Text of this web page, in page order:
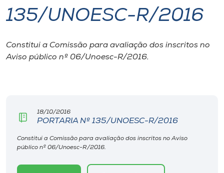
I.nova
Diplomados
CPA
Biblioteca
Editora
135/UNOESC-R/2016
Constitui a Comissão para avaliação dos inscritos no
Aviso público nº 06/Unoesc-R/2016.
18/10/2016
PORTARIA Nº 135/UNOESC-R/2016
Constitui a Comissão para avaliação dos inscritos no Aviso
público nº 06/Unoesc-R/2016.